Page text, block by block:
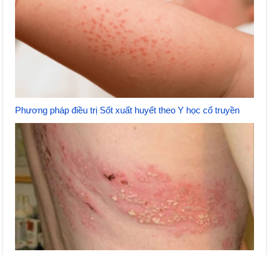
Phương pháp điều trị Sốt xuất huyết theo Y học cổ truyền